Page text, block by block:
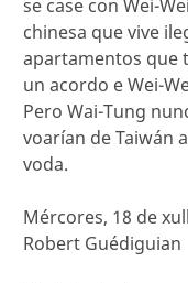
se case con Wei-
chinesa que vive
apartamentos que
un acordo e Wei-
Pero Wai-Tung
voarían de Taiwán
voda.
Mércores, 18 de
Robert Guédiguian